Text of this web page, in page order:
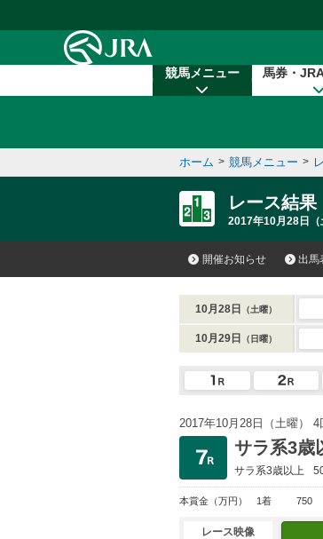
競馬メニュー 馬券・
ホーム > 競馬メニュー >
レース結果
2017年10月28日（
開催お知らせ 出馬
10月28日 （土曜）
10月29日 （日曜）
2017年10月28日（土曜） 4
サラ系3歳
サラ系3歳以上
本賞金 （万円） 1着 750
レース映像